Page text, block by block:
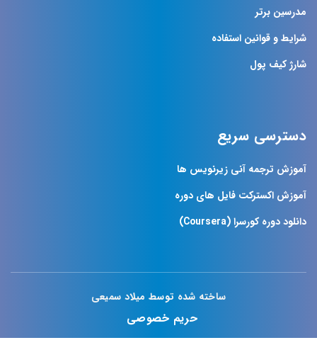
مدرسین برتر
شرایط و قوانین استفاده
شارژ کیف پول
دسترسی سریع
آموزش ترجمه آنی زیرنویس ها
آموزش اکسترکت فایل های دوره
دانلود دوره کورسرا (Coursera)
ساخته شده توسط میلاد سمیعی
حریم خصوصی